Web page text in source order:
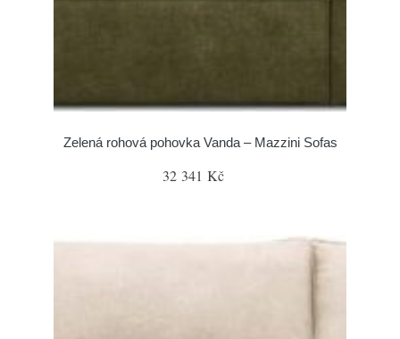
Zelená rohová pohovka Vanda – Mazzini Sofas
32 341 Kč